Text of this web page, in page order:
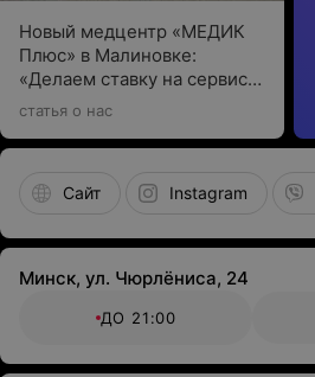
Новый медцентр «МЕДИК
Плюс» в Малиновке:
«Делаем ставку на сервис и
качество»
статья о нас
Сайт Instagram
Минск, ул. Чюрлёниса, 24
ДО 21:00